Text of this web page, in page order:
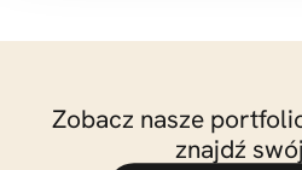
Zobacz nasze
znajdź